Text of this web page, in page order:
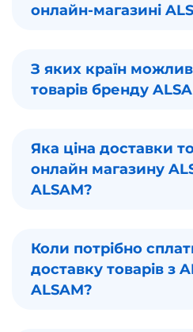
онлайн-магазині
З яких країн
товарів бренду
Яка ціна доставки
онлайн магазину
ALSAM?
Коли потрібно
доставку товарів з
ALSAM?